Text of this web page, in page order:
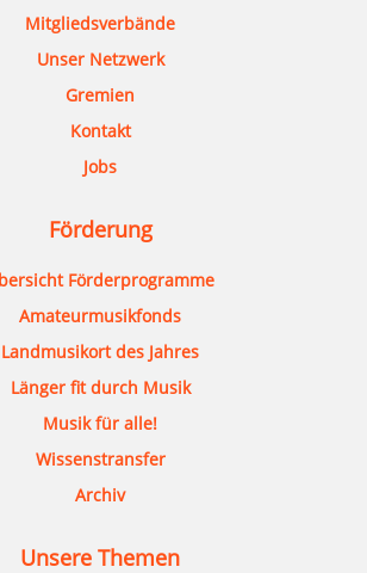
Mitgliedsverbände
Unser Netzwerk
Gremien
Kontakt
Jobs
Förderung
Förderprogramme
Amateurmusikfonds
Landmusikort des Jahres
Länger fit durch Musik
Musik für alle!
Wissenstransfer
Archiv
Unsere Themen